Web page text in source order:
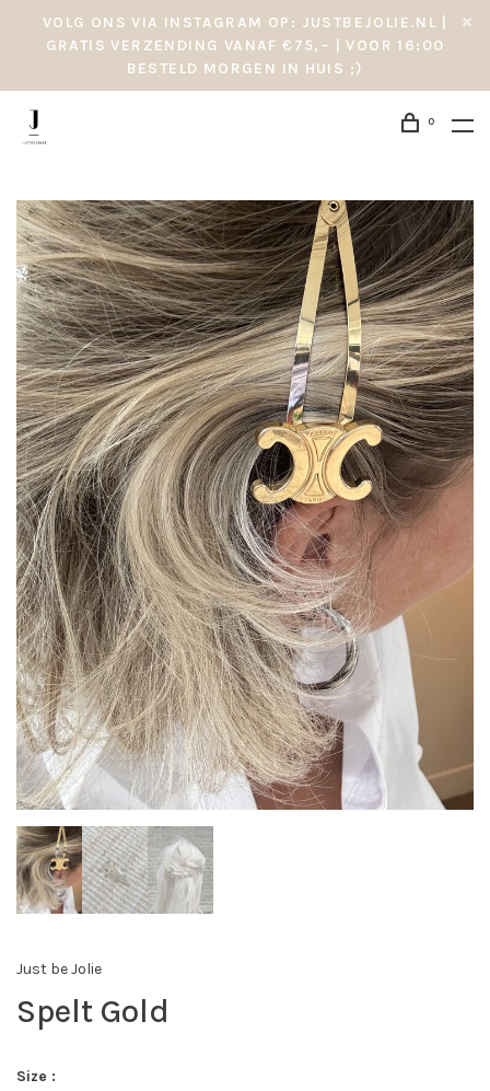
VOLG ONS VIA INSTAGRAM OP: JUSTBEJOLIE.NL |
GRATIS VERZENDING VANAF €75,– | VOOR 16:00
BESTELD MORGEN IN HUIS ;)
0
Just be Jolie
Spelt Gold
Size :